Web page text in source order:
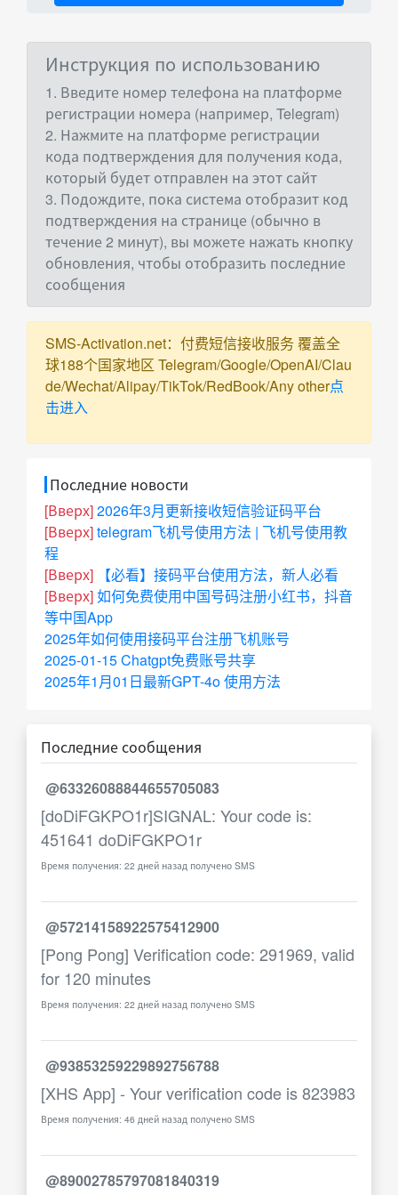
Инструкция по использованию
1. Введите номер телефона на платформе
регистрации номера (например, Telegram)
2. Нажмите на платформе регистрации
кода подтверждения для получения кода,
который будет отправлен на этот сайт
3. Подождите, пока система отобразит код
подтверждения на странице (обычно в
течение 2 минут), вы можете нажать кнопку
обновления, чтобы отобразить последние
сообщения
SMS-Activation.net：付费短信接收服务 覆盖全
球188个国家地区 Telegram/Google/OpenAI/Clau
de/Wechat/Alipay/TikTok/RedBook/Any other点
击进入
Последние новости
[Вверх]2026年3月更新接收短信验证码平台
[Вверх]telegram飞机号使用方法 | 飞机号使用教
程
[Вверх]
【必看】接码平台使用方法，新人必看
[Вверх]如何免费使用中国号码注册小红书，抖音
等中国App
2025年如何使用接码平台注册飞机账号
2025-01-15 Chatgpt免费账号共享
2025年1月01日最新GPT-4o 使用方法
Последние сообщения
@63326088844655705083
[doDiFGKPO1r]SIGNAL: Your code is:
451641 doDiFGKPO1r
Время получения: 22 дней назад получено SMS
@57214158922575412900
[Pong Pong] Verification code: 291969, valid
for 120 minutes
Время получения: 22 дней назад получено SMS
@93853259229892756788
[XHS App] - Your verification code is 823983
Время получения: 46 дней назад получено SMS
@89002785797081840319